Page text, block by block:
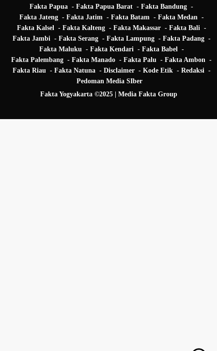
Fakta Papua
Fakta Papua Barat
Fakta Bandung
Fakta Jateng
Fakta Jatim Fakta Batam
Fakta Medan
Fakta Kalsel
Fakta Kalteng Fakta Makassar
Fakta Bali
Fakta Jambi
Fakta Serang Fakta Lampung
Fakta Padang
Fakta Maluku
Fakta Kendari
Fakta Babel
Fakta Palembang
Fakta Manado Fakta Palu
Fakta Ambon
Fakta Riau
Fakta Natuna Disclaimer Kode Etik
Redaksi
Pedoman Media SIber
Fakta Yogyakarta ©2025 | Media Fakta Group